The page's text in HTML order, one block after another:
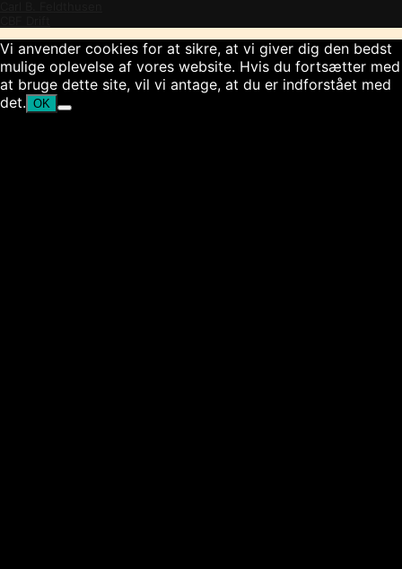
Vi anvender cookies for at sikre, at vi giver dig den bedst
mulige oplevelse af vores website. Hvis du fortsætter med
at bruge dette site, vil vi antage, at du er indforstået med
det. OK